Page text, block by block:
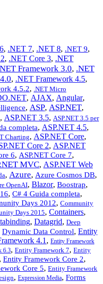
, .NET 7, .NET 8, .NET 9,
, .NET Core 3, .NET
Framework 3.0, .NET
, .NET Framework 4.5,
4.5.2, .NET Micro
, AJAX, Angular,
, ASP, ASP.NET,
, ASP.NET 3.5, ASP.NET 3.5 per
completa, ASP.NET 4.5,
Charting, ASP.NET Core,
Core 2, ASP.NET
6, ASP.NET Core 7,
MVC, ASP.NET Web
, Azure, Azure Cosmos DB,
OpenAI, Blazor, Boostrap,
, C# 4 Guida completa,
Days 2012, Community
Days 2015, Containers,
, Datagrid, Deep
Dynamic Data Control, Entity
4.1 , Entity Framework
6.3, Entity Framework 7, Entity
, Entity Framework Core 2,
Core 5, Entity Framework
, Expression Media, Forms